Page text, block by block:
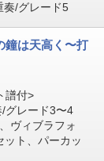
奏/グレード5
鐘は天高く〜打
譜付>
グレード3〜4
ヴィブラフォ
ット、パーカッ